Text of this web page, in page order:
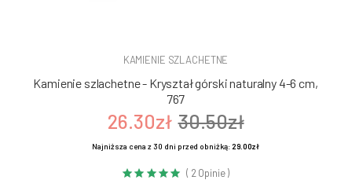
KAMIENIE SZLACHETNE
Kamienie szlachetne - Kryształ górski naturalny 4-6 cm,
767
26.30zł 30.50zł
Najniższa cena z 30 dni przed obniżką:29.00zł
( 2 Opinie )